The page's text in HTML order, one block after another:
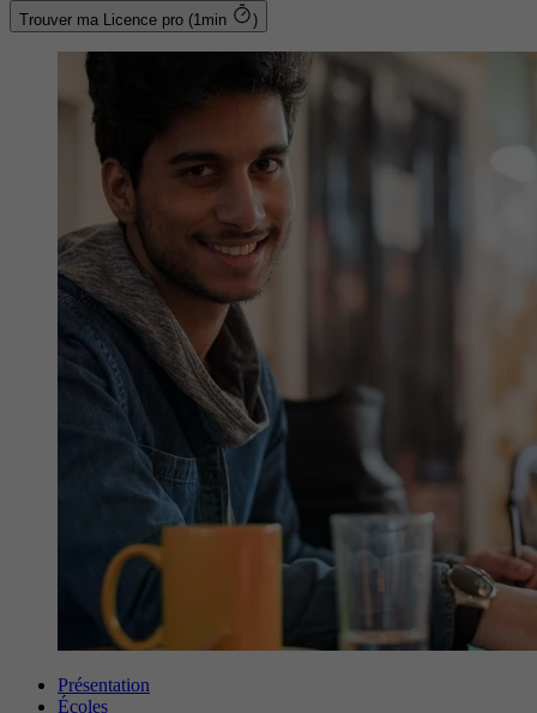
Trouver ma Licence pro (1min )
Présentation
Écoles